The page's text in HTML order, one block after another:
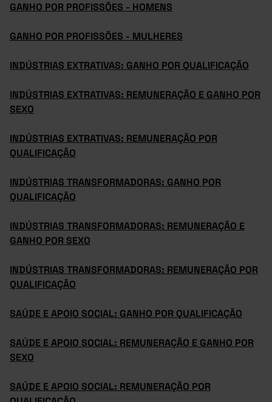
GANHO POR PROFISSÕES - HOMENS
GANHO POR PROFISSÕES - MULHERES
INDÚSTRIAS EXTRATIVAS: GANHO POR QUALIFICAÇÃO
INDÚSTRIAS EXTRATIVAS: REMUNERAÇÃO E GANHO POR
SEXO
INDÚSTRIAS EXTRATIVAS: REMUNERAÇÃO POR
QUALIFICAÇÃO
INDÚSTRIAS TRANSFORMADORAS: GANHO POR
QUALIFICAÇÃO
INDÚSTRIAS TRANSFORMADORAS: REMUNERAÇÃO E
GANHO POR SEXO
INDÚSTRIAS TRANSFORMADORAS: REMUNERAÇÃO POR
QUALIFICAÇÃO
SAÚDE E APOIO SOCIAL: GANHO POR QUALIFICAÇÃO
SAÚDE E APOIO SOCIAL: REMUNERAÇÃO E GANHO POR
SEXO
SAÚDE E APOIO SOCIAL: REMUNERAÇÃO POR